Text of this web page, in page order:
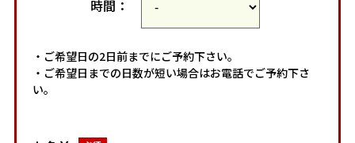
時間：
・ご希望日の2日前までにご予約下さい。
・ご希望日までの日数が短い場合はお電話でご予約下さ
い。